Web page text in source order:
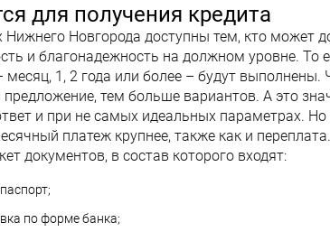
для получения кредита
Новгорода доступны тем, кто может
и благонадежность на должном уровне. То
месяц, 1, 2 года или более – будут
предложение, тем больше вариантов. А это
и при не самых идеальных параметрах.
платеж крупнее, также как и
документов, в состав которого входят:
по форме банка;